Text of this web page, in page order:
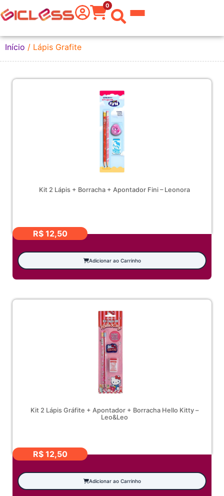
0
Mundo
Início / Lápis Grafite
Kit 2 Lápis + Borracha + Apontador Fini – Leonora
R$12,50
Adicionar ao Carrinho
Kit 2 Lápis Gráfite + Apontador + Borracha Hello Kitty –
Leo&Leo
R$12,50
Adicionar ao Carrinho